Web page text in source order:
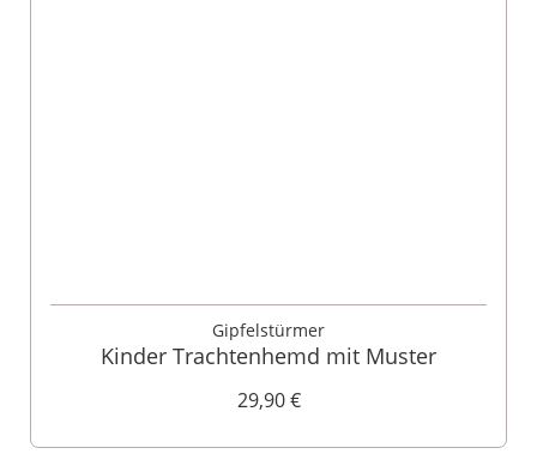
Gipfelstürmer
Kinder Trachtenhemd mit Muster
29,90 €